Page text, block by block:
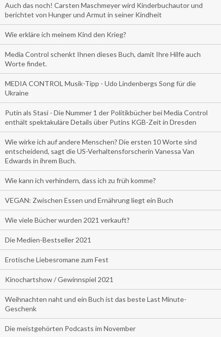
Auch das noch! Carsten Maschmeyer wird Kinderbuchautor und
berichtet von Hunger und Armut in seiner Kindheit
Wie erkläre ich meinem Kind den Krieg?
Media Control schenkt Ihnen dieses Buch, damit Ihre Hilfe auch
Worte findet.
MEDIA CONTROL Musik-Tipp - Udo Lindenbergs Song für die
Ukraine
Putin als Stasi - Die Nummer 1 der Politikbücher bei Media Control
enthält spektakuläre Details über Putins KGB-Zeit in Dresden
Wie wirke ich auf andere Menschen? Die ersten 10 Worte sind
entscheidend, sagt die US-Verhaltensforscherin Vanessa Van
Edwards in ihrem Buch.
Wie kann ich verhindern, dass ich zu früh komme?
VEGAN: Zwischen Essen und Ernährung liegt ein Buch
Wie viele Bücher wurden 2021 verkauft?
Die Medien-Bestseller 2021
Erotische Liebesromane zum Fest
Kinochartshow / Gewinnspiel 2021
Weihnachten naht und ein Buch ist das beste Last Minute-
Geschenk
Die meistgehörten Podcasts im November